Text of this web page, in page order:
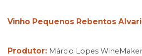
Vinho Pequenos Rebentos
Produtor: Márcio Lopes WineMaker